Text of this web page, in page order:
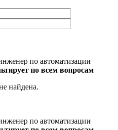
по автоматизации
по всем вопросам
найдена.
по автоматизации